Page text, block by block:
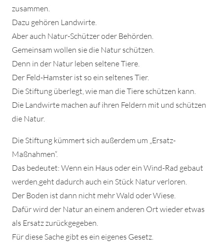
zusammen.
Dazu gehören Landwirte.
Aber auch Natur-Schützer oder Behörden.
Gemeinsam wollen sie die Natur schützen.
Denn in der Natur leben seltene Tiere.
Der Feld-Hamster ist so ein seltenes Tier.
Die Stiftung überlegt, wie man die Tiere schützen kann.
Die Landwirte machen auf ihren Feldern mit und schützen
die Natur.
Die Stiftung kümmert sich außerdem um „Ersatz-
Maßnahmen“.
Das bedeutet: Wenn ein Haus oder ein Wind-Rad gebaut
werden,geht dadurch auch ein Stück Natur verloren.
Der Boden ist dann nicht mehr Wald oder Wiese.
Dafür wird der Natur an einem anderen Ort wieder etwas
als Ersatz zurückgegeben.
Für diese Sache gibt es ein eigenes Gesetz.